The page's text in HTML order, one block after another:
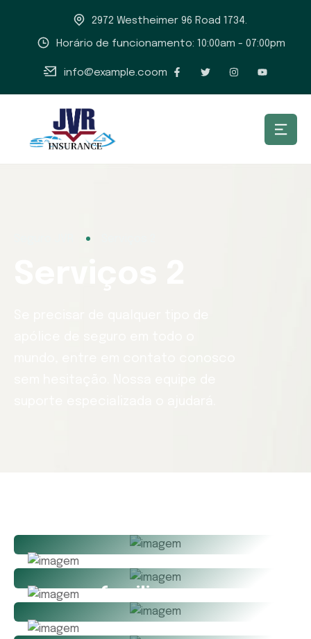
2972 Westheimer 96 Road 1734.
Horário de funcionamento: 10:00am - 07:00pm
info@example.coom
Seguro familiar
Seguro de automóvel